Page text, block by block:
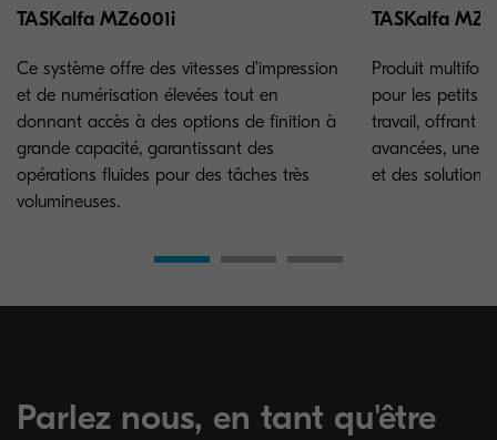
TASKalfa MZ6001i
Ce système offre des vitesses d’impression
et de numérisation élevées tout en
donnant accès à des options de finition à
grande capacité, garantissant des
opérations fluides pour des tâches très
volumineuses.
TASKalfa
Produit
pour les petits
travail, offrant
avancées, une
et des solutions
Parlez nous, en tant qu'être